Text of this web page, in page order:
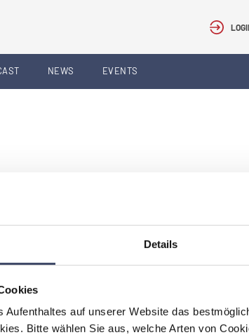
Details
Aufenthaltes auf unserer Website das
Bitte wählen Sie aus, welche Arten von
NEWS EVENTS